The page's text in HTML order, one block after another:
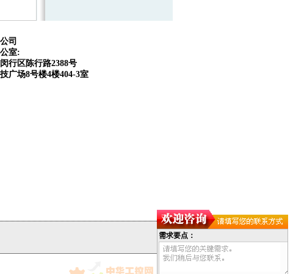
司
室:
行区陈行路2388号
广场8号楼4楼404-3室